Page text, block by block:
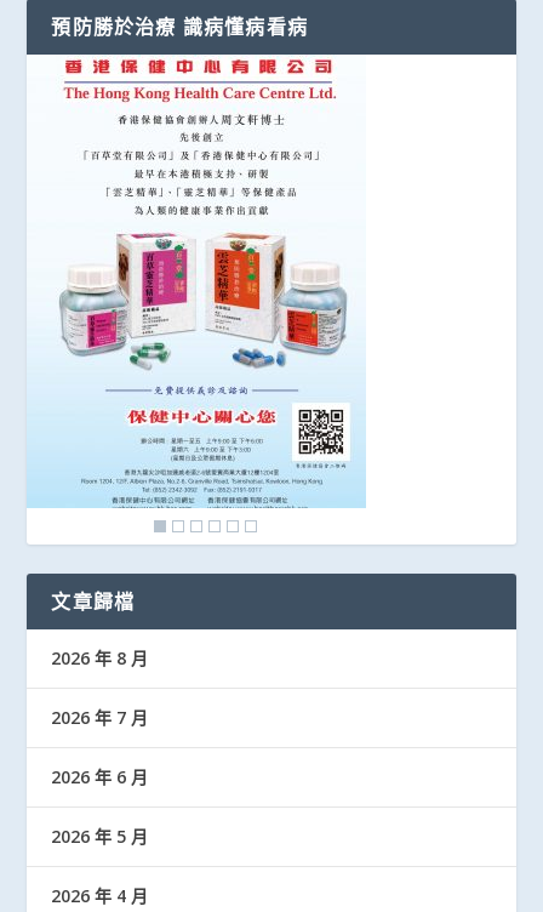
預防勝於治療 識病懂病看病
文章歸檔
2026 年 8 月
2026 年 7 月
2026 年 6 月
2026 年 5 月
2026 年 4 月